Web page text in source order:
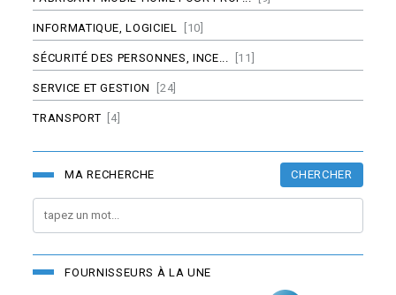
INFORMATIQUE, LOGICIEL [10]
SÉCURITÉ DES PERSONNES, INCE... [11]
SERVICE ET GESTION [24]
TRANSPORT [4]
MA RECHERCHE CHERCHER
FOURNISSEURS À LA UNE